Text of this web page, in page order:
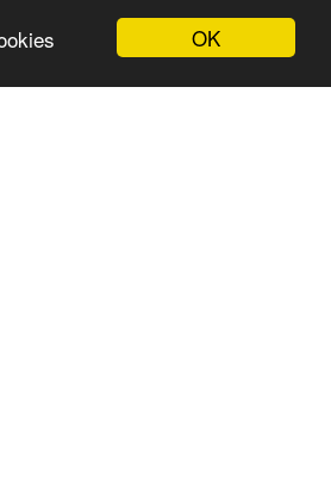
OK